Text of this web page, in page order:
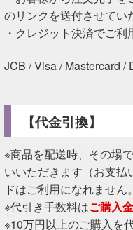
のリンクを送付させてい
・クレジット決済でご利
JCB / Visa / Mastercard /
【代金引換】
※商品を配送時、その場
いいただきます（お支
ドはご利用になれません
※代引き手数料はご購入
※10万円以上のご購入を